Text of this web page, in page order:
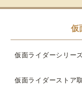
仮
仮面ライダーシリー
仮面ライダーストア